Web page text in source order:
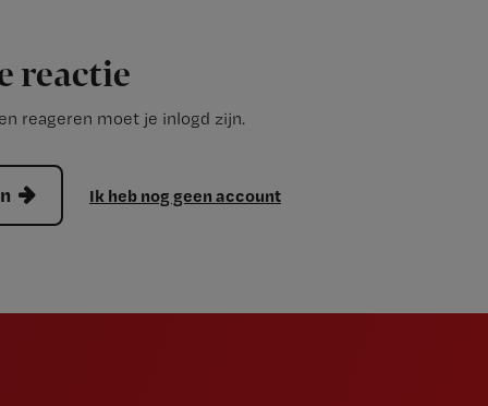
reactie
reageren moet je inlogd zijn.
Ik heb nog geen account